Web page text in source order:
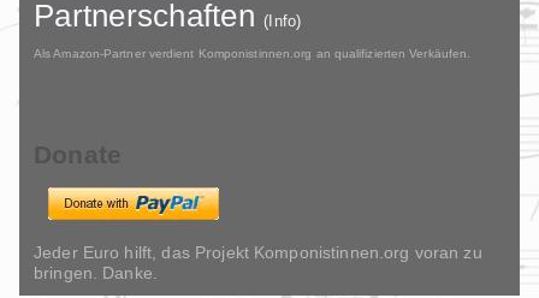
Partnerschaften(Info)
Als Amazon-Partner verdient Komponistinnen.org an qualifizierten Verkäufen.
Donate
Jeder Euro hilft, das Projekt Komponistinnen.org voran zu
bringen. Danke.